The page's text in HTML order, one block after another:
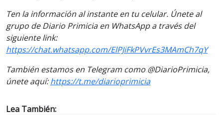
Ten la información al instante en tu celular. Únete al
grupo de Diario Primicia en WhatsApp a través del
siguiente link:
https://chat.whatsapp.com/ElPJiFkPVvrEs3MAmCh7qY
También estamos en Telegram como @DiarioPrimicia,
únete aquí:https://t.me/diarioprimicia
Lea También: